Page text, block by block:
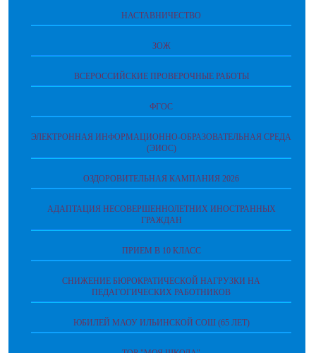
НАСТАВНИЧЕСТВО
ЗОЖ
ВСЕРОССИЙСКИЕ ПРОВЕРОЧНЫЕ РАБОТЫ
ФГОС
ЭЛЕКТРОННАЯ ИНФОРМАЦИОННО-ОБРАЗОВАТЕЛЬНАЯ СРЕДА
(ЭИОС)
ОЗДОРОВИТЕЛЬНАЯ КАМПАНИЯ 2026
АДАПТАЦИЯ НЕСОВЕРШЕННОЛЕТНИХ ИНОСТРАННЫХ
ГРАЖДАН
ПРИЕМ В 10 КЛАСС
СНИЖЕНИЕ БЮРОКРАТИЧЕСКОЙ НАГРУЗКИ НА
ПЕДАГОГИЧЕСКИХ РАБОТНИКОВ
ЮБИЛЕЙ МАОУ ИЛЬИНСКОЙ СОШ (65 ЛЕТ)